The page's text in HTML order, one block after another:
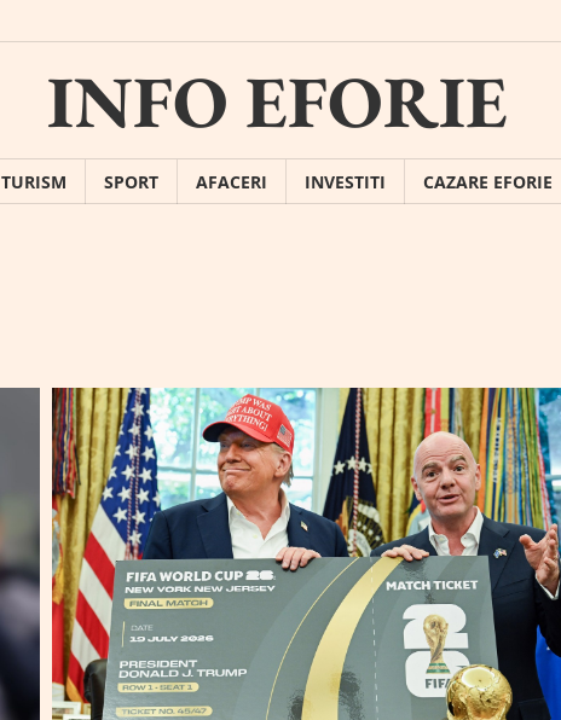
INFO EFORIE
TURISM SPORT AFACERI INVESTITI CAZARE EFORIE